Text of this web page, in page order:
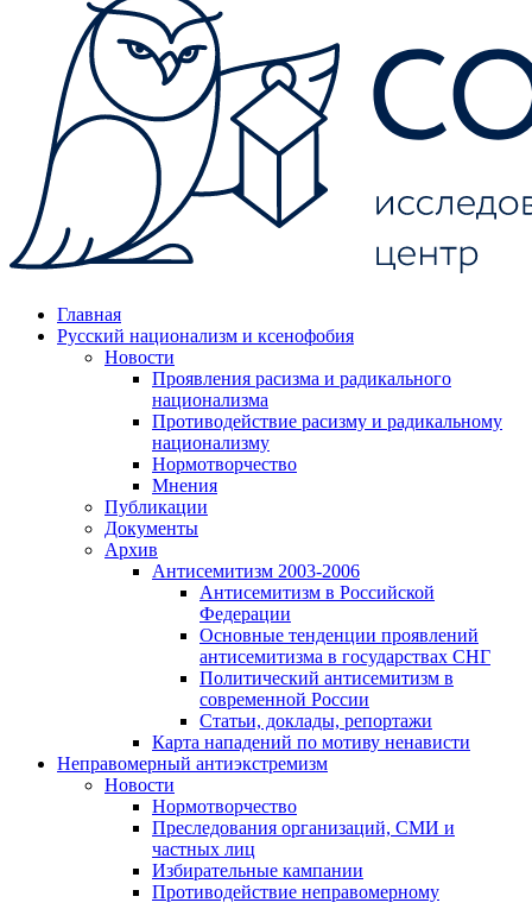
Главная
Русский национализм и ксенофобия
Новости
Проявления расизма и радикального
национализма
Противодействие расизму и радикальному
национализму
Нормотворчество
Мнения
Публикации
Документы
Архив
Антисемитизм 2003-2006
Антисемитизм в Российской
Федерации
Основные тенденции проявлений
антисемитизма в государствах СНГ
Политический антисемитизм в
современной России
Статьи, доклады, репортажи
Карта нападений по мотиву ненависти
Неправомерный антиэкстремизм
Новости
Нормотворчество
Преследования организаций, СМИ и
частных лиц
Избирательные кампании
Противодействие неправомерному